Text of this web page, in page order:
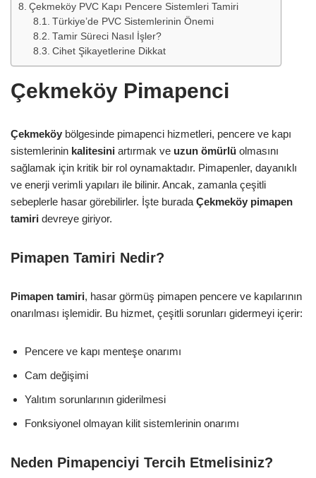
Çekmeköy PVC Kapı Pencere Sistemleri Tamiri
Türkiye’de PVC Sistemlerinin Önemi
Tamir Süreci Nasıl İşler?
Cihet Şikayetlerine Dikkat
Çekmeköy Pimapenci
Çekmeköy bölgesinde pimapenci hizmetleri, pencere ve kapı
sistemlerinin kalitesini artırmak ve uzun ömürlü olmasını
sağlamak için kritik bir rol oynamaktadır. Pimapenler, dayanıklı
ve enerji verimli yapıları ile bilinir. Ancak, zamanla çeşitli
sebeplerle hasar görebilirler. İşte burada Çekmeköy pimapen
tamiri devreye giriyor.
Pimapen Tamiri Nedir?
Pimapen tamiri, hasar görmüş pimapen pencere ve kapılarının
onarılması işlemidir. Bu hizmet, çeşitli sorunları gidermeyi içerir:
Pencere ve kapı menteşe onarımı
Cam değişimi
Yalıtım sorunlarının giderilmesi
Fonksiyonel olmayan kilit sistemlerinin onarımı
Neden Pimapenciyi Tercih Etmelisiniz?